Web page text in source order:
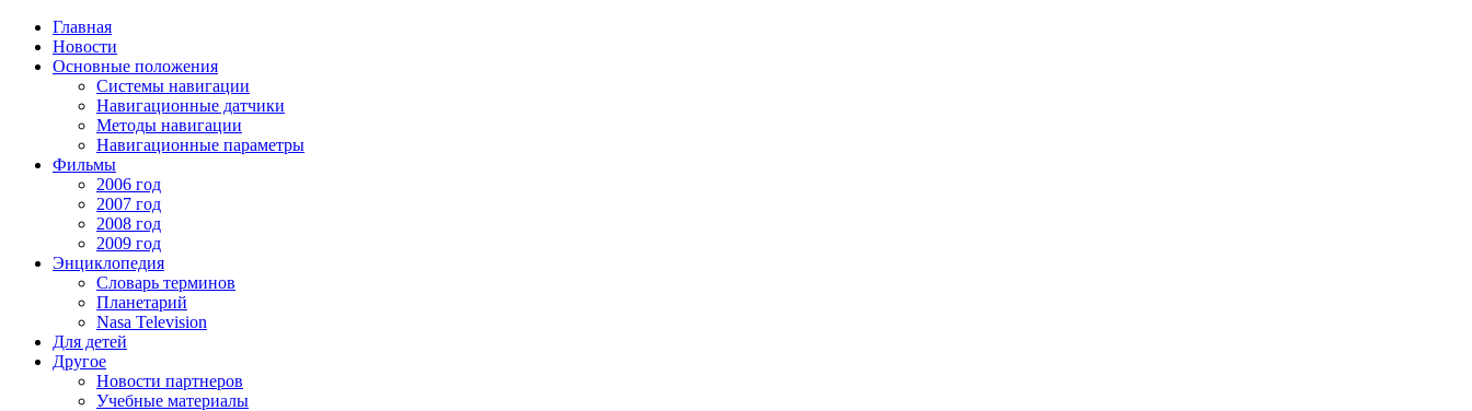
Главная
Новости
Основные положения
Системы навигации
Навигационные датчики
Методы навигации
Навигационные параметры
Фильмы
2006 год
2007 год
2008 год
2009 год
Энциклопедия
Словарь терминов
Планетарий
Nasa Television
Для детей
Другое
Новости партнеров
Учебные материалы